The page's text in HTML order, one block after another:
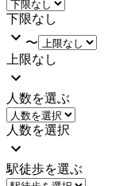
下限なし
〜
上限なし
人数を選ぶ
人数を選択
駅徒歩を選ぶ